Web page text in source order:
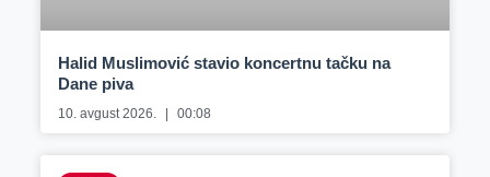
Halid Muslimović stavio koncertnu tačku na
Dane piva
10. avgust 2026. 00:08